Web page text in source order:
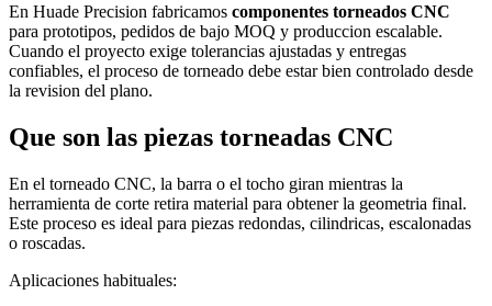
En Huade Precision fabricamos componentes torneados CNC
para prototipos, pedidos de bajo MOQ y produccion escalable.
Cuando el proyecto exige tolerancias ajustadas y entregas
confiables, el proceso de torneado debe estar bien controlado desde
la revision del plano.
Que son las piezas torneadas CNC
En el torneado CNC, la barra o el tocho giran mientras la
herramienta de corte retira material para obtener la geometria final.
Este proceso es ideal para piezas redondas, cilindricas, escalonadas
o roscadas.
Aplicaciones habituales: